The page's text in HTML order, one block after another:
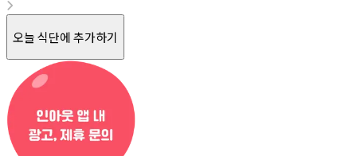
오늘 식단에 추가하기